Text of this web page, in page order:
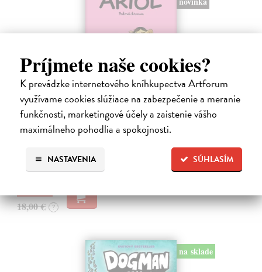
Príjmete naše cookies?
K prevádzke internetového kníhkupectva Artforum
využívame cookies slúžiace na zabezpečenie a meranie
funkčnosti, marketingové účely a zaistenie vášho
maximálneho pohodlia a spokojnosti.
SÚHLASÍM
NASTAVENIA
Ariol 4
Guibert Emmanuel| Kniha
PEŤULA je krásna a ako pekne vonia! Ariol sedí v triede rovno za ňou
a vo svojich myšlienkach ju zasýpa komplimentami. Dokonca si
Na sklade ?
18,00 € ?
na sklade